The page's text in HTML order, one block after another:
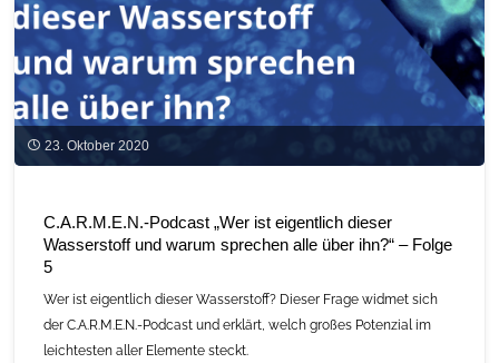
23. Oktober 2020
C.A.R.M.E.N.-Podcast „Wer ist eigentlich dieser
Wasserstoff und warum sprechen alle über ihn?“ – Folge
5
Wer ist eigentlich dieser Wasserstoff? Dieser Frage widmet sich
der C.A.R.M.E.N.-Podcast und erklärt, welch großes Potenzial im
leichtesten aller Elemente steckt.